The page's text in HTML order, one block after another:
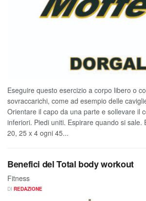
Eseguire questo esercizio a corpo libero o
sovraccarichi, come ad esempio delle
Orientare il capo da una parte e sollevare il
inferiori. Piedi uniti. Espirare quando si sale.
20, 25 x 4 ogni 45...
Benefici del Total body workout
Fitness
DI REDAZIONE